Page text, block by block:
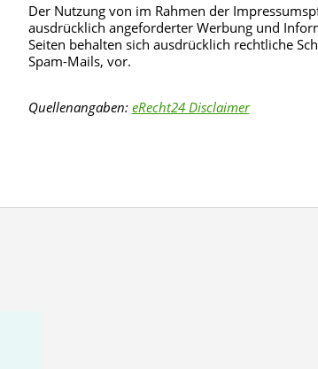
Der Nutzung von im Rahmen der
ausdrücklich angeforderter Werbung und
Seiten behalten sich ausdrücklich rechtliche
Spam-Mails, vor.
Quellenangaben: eRecht24 Disclaimer